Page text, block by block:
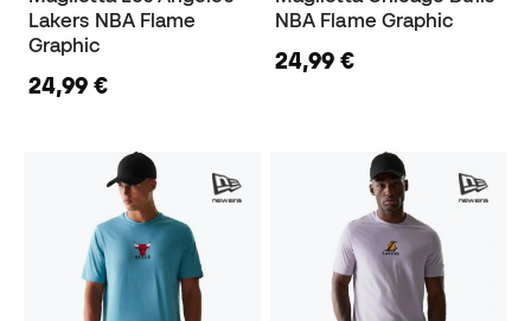
Lakers NBA Flame
Graphic
24,99 €
NBA Flame Graphic
24,99 €